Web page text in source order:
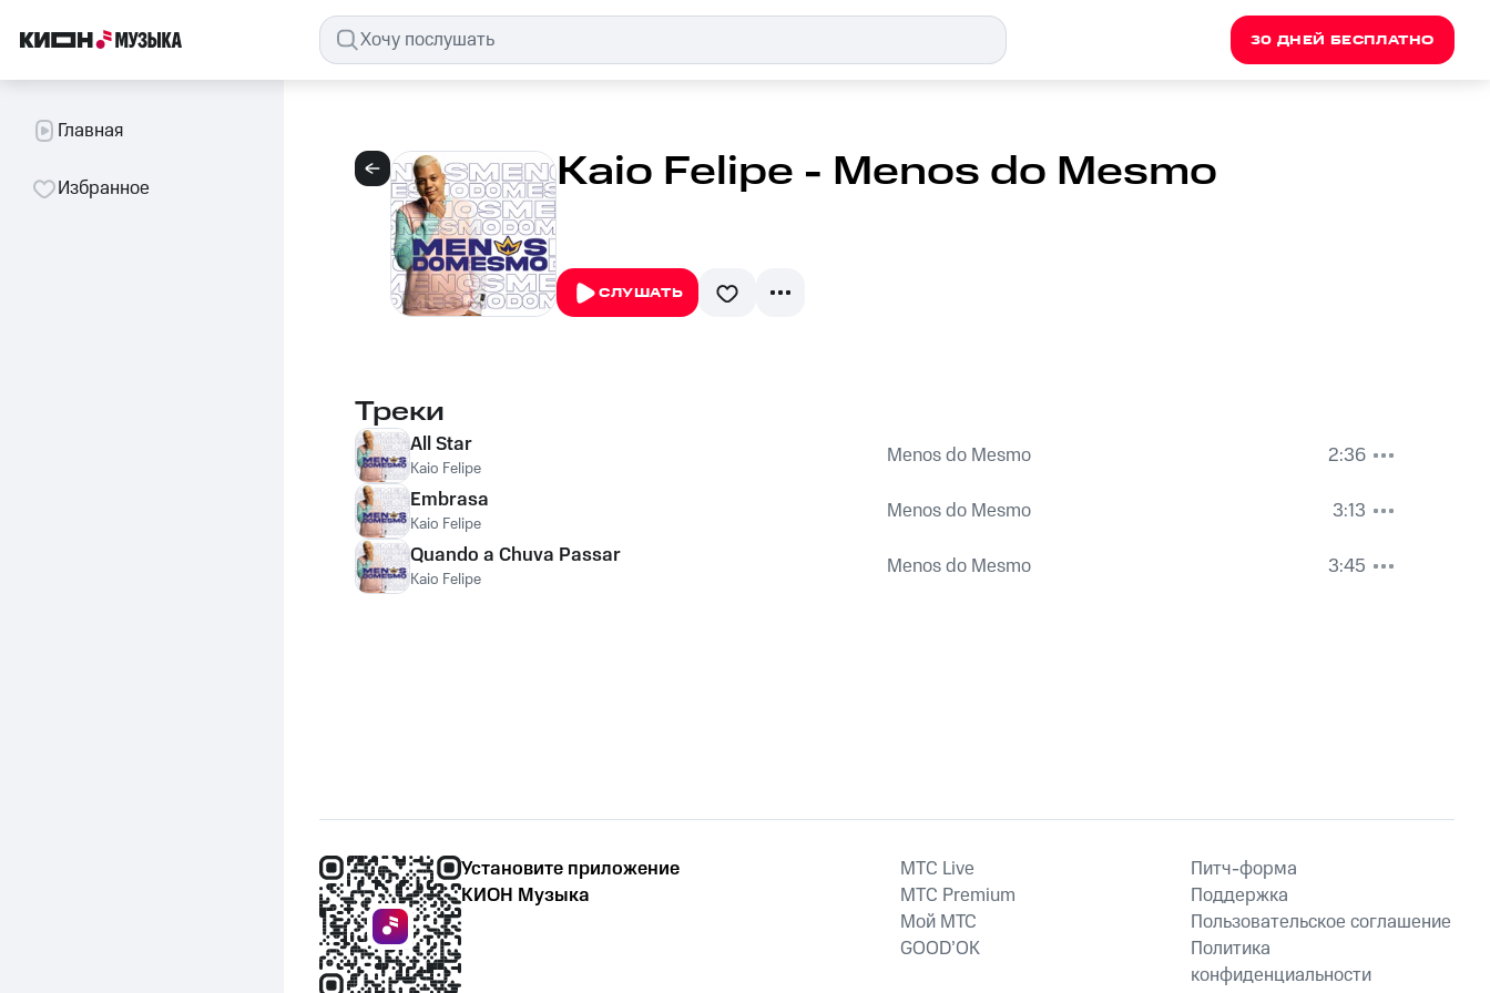
30 ДНЕЙ БЕСПЛАТНО
Главная
Избранное Kaio Felipe - Menos do Mesmo
СЛУШАТЬ
Треки
All Star
Kaio Felipe Menos do Mesmo
2:36
Embrasa
Kaio Felipe Menos do Mesmo
3:13
Quando a Chuva Passar
Kaio Felipe Menos do Mesmo 3:45
Установите приложение
КИОН Музыка
MTС Live
MTС Premium
Мой МТС
GOOD’OK
Питч-форма
Поддержка
Пользовательское соглашение
Политика
конфиденциальности